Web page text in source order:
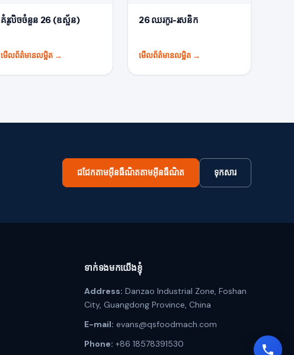
គំរូលិចចំនួន 26 (ឧស្ផ័ន)
មើលព័ត៌មានលម្អិត →
26 ឈរកូរ-រសនិក
មើលព័ត៌មានលម្អិត →
ជជែកតាមអ៊ីនធឺណិតតាមអ៊ីនធឺណិត ទុកសារ
ទាក់ទងមកយើងខ្ញុំ
Address: Danzao Industrial Zone, Foshan
City, Guangdong Province, China
E-mail: evans@qsfoodmach.com
Phone: +86 18578391530